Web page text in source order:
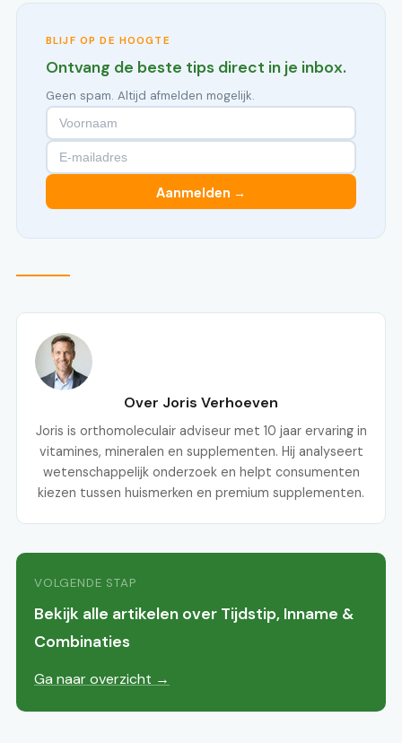
BLIJF OP DE HOOGTE
Ontvang de beste tips direct in je inbox.
Geen spam. Altijd afmelden mogelijk.
Aanmelden →
Over Joris Verhoeven
Joris is orthomoleculair adviseur met 10 jaar ervaring in
vitamines, mineralen en supplementen. Hij analyseert
wetenschappelijk onderzoek en helpt consumenten
kiezen tussen huismerken en premium supplementen.
VOLGENDE STAP
Bekijk alle artikelen over Tijdstip, Inname &
Combinaties
Ga naar overzicht →